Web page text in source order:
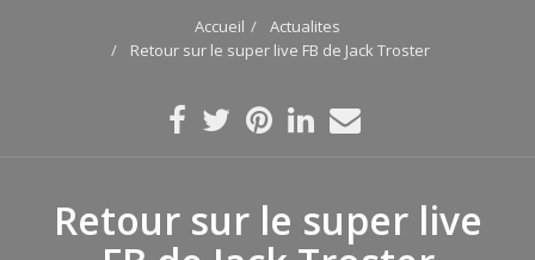
Accueil
Actualites
Retour sur le super live FB de Jack Troster
Retour sur le super live